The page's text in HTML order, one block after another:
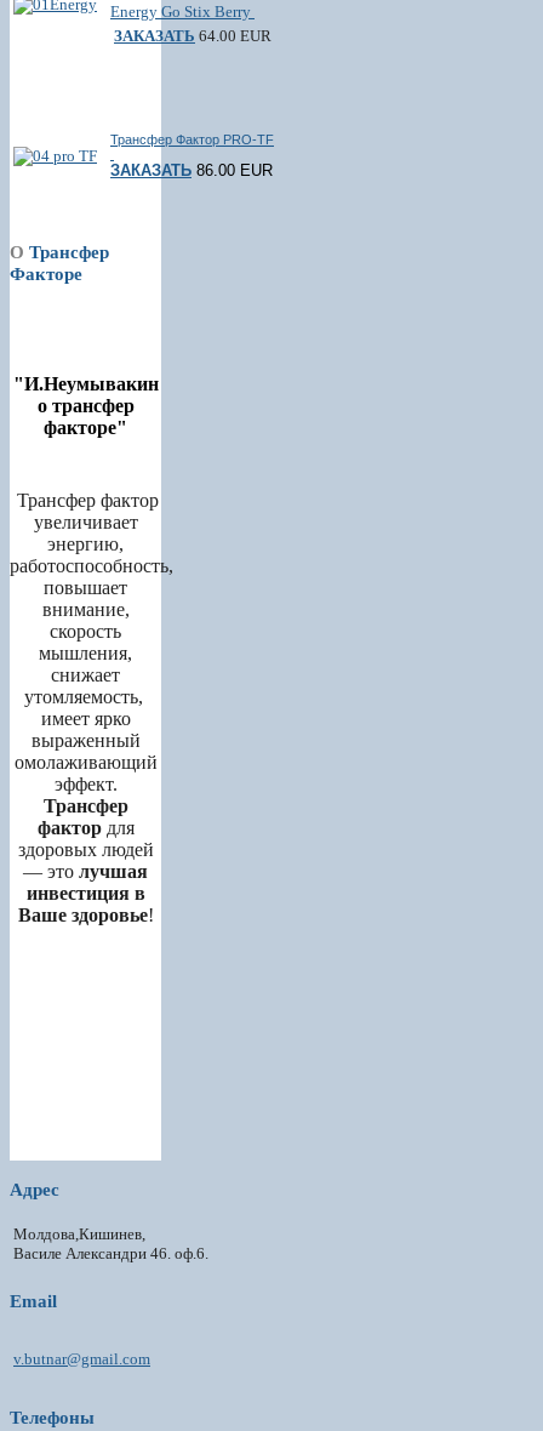
Energy Go Stix Berry
ЗАКАЗАТЬ 64.00 EUR
Трансфер Фактор PRO-TF
ЗАКАЗАТЬ 86.00 EUR
О Трансфер
Факторе
"И.Неумывакин
о трансфер
факторе"
Трансфер фактор
увеличивает
энергию,
работоспособность,
повышает
внимание,
скорость
мышления,
снижает
утомляемость,
имеет ярко
выраженный
омолаживающий
эффект.
Трансфер
фактордля
здоровых людей
— этолучшая
инвестиция в
Ваше здоровье!
Адрес
Молдова,Кишинев,
Василе Александри 46. оф.6.
Email
v.butnar@gmail.com
Телефоны